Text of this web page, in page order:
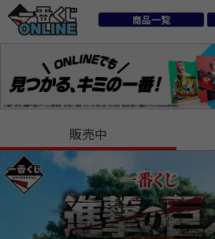
商品一覧
販売中